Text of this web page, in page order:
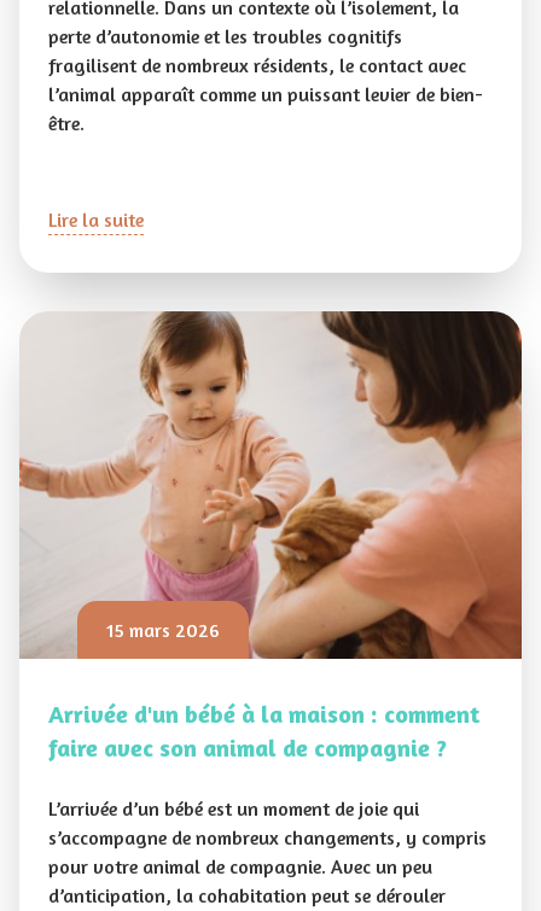
relationnelle. Dans un contexte où l’isolement, la
perte d’autonomie et les troubles cognitifs
fragilisent de nombreux résidents, le contact avec
l’animal apparaît comme un puissant levier de bien-
être.
Lire la suite
15 mars 2026
Arrivée d'un bébé à la maison : comment
faire avec son animal de compagnie ?
L’arrivée d’un bébé est un moment de joie qui
s’accompagne de nombreux changements, y compris
pour votre animal de compagnie. Avec un peu
d’anticipation, la cohabitation peut se dérouler